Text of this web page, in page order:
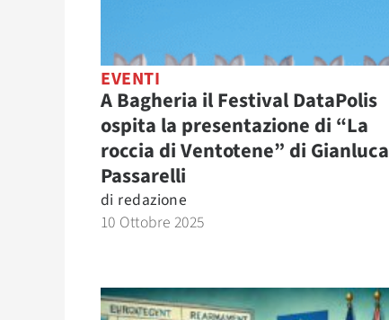
EVENTI
A Bagheria il Festival DataPolis
ospita la presentazione di “La
roccia di Ventotene” di Gianluca
Passarelli
di redazione
10 Ottobre 2025